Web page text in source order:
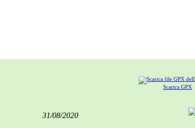
Scarica GPX
31/08/2020